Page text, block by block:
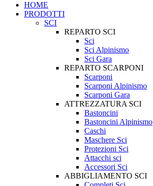
HOME
PRODOTTI
SCI
REPARTO SCI
Sci
Sci Alpinismo
Sci Gara
REPARTO SCARPONI
Scarponi
Scarponi Alpinismo
Scarponi Gara
ATTREZZATURA SCI
Bastoncini
Bastoncini Alpinismo
Caschi
Maschere Sci
Protezioni Sci
Attacchi sci
Accessori Sci
ABBIGLIAMENTO SCI